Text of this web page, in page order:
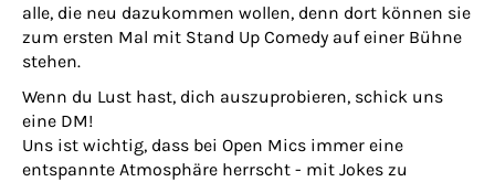
alle, die neu dazukommen wollen, denn dort können sie
zum ersten Mal mit Stand Up Comedy auf einer Bühne
stehen.
Wenn du Lust hast, dich auszuprobieren, schick uns
eine DM!
Uns ist wichtig, dass bei Open Mics immer eine
entspannte Atmosphäre herrscht - mit Jokes zu